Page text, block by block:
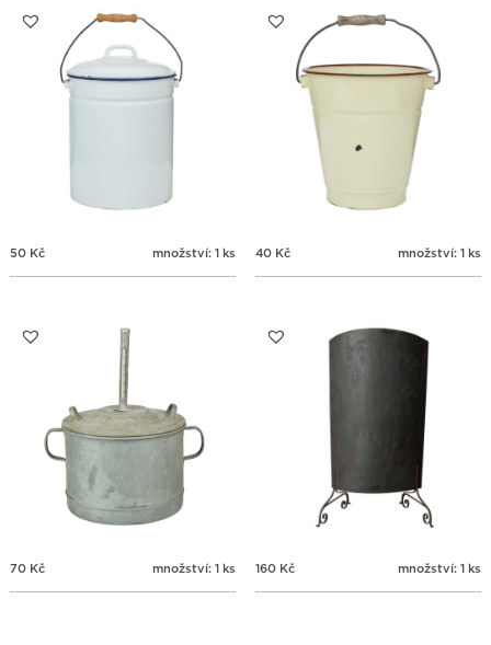
50 Kč množství: 1 ks 40 Kč množství: 1 ks
70 Kč množství: 1 ks 160 Kč množství: 1 ks